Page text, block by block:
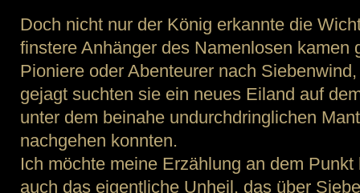
Doch nicht nur der König erkannte die
finstere Anhänger des Namenlosen kamen
Pioniere oder Abenteurer nach
gejagt suchten sie ein neues Eiland auf
unter dem beinahe undurchdringlichen
nachgehen konnten.
Ich möchte meine Erzählung an dem
auch das eigentliche Unheil, das über